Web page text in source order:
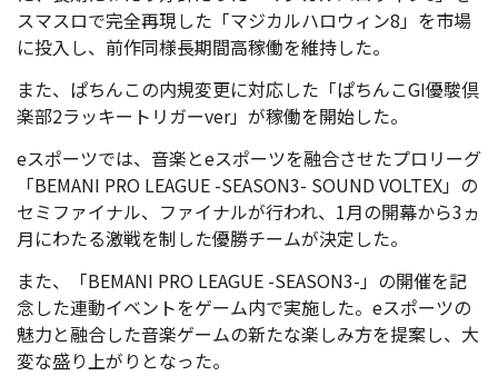
スマスロで完全再現した「マジカルハロウィン8」を市場
に投入し、前作同様長期間高稼働を維持した。
また、ぱちんこの内規変更に対応した「ぱちんこGI優駿倶
楽部2ラッキートリガーver」が稼働を開始した。
eスポーツでは、音楽とeスポーツを融合させたプロリーグ
「BEMANI PRO LEAGUE -SEASON3- SOUND VOLTEX」の
セミファイナル、ファイナルが行われ、1月の開幕から3ヵ
月にわたる激戦を制した優勝チームが決定した。
また、「BEMANI PRO LEAGUE -SEASON3-」の開催を記
念した連動イベントをゲーム内で実施した。eスポーツの
魅力と融合した音楽ゲームの新たな楽しみ方を提案し、大
変な盛り上がりとなった。